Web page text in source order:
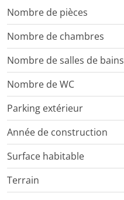
Nombre de pièces
Nombre de chambres
Nombre de salles de bains
Nombre de WC
Parking extérieur
Année de construction
Surface habitable
Terrain